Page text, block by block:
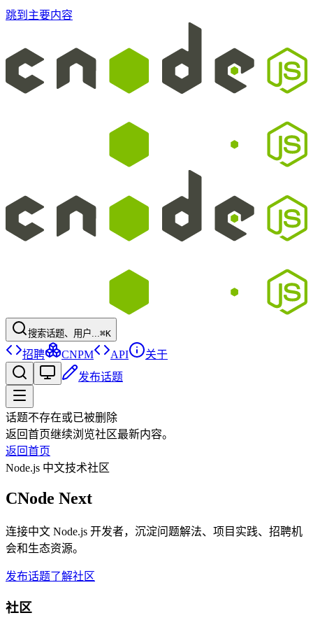
跳到主要内容
搜索话题、用户...⌘K
招聘 CNPM API
关于
发布话题
话题不存在或已被删除
返回首页继续浏览社区最新内容。
返回首页
Node.js 中文技术社区
CNode Next
连接中文 Node.js 开发者，沉淀问题解法、项目实践、招聘机
会和生态资源。
发布话题了解社区
社区